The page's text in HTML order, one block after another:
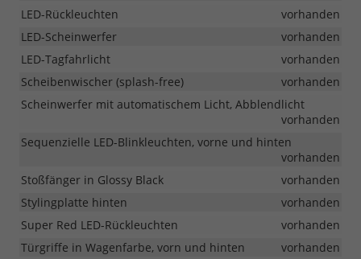
LED-Rückleuchten
vorhanden
LED-Scheinwerfer
vorhanden
LED-Tagfahrlicht
vorhanden
Scheibenwischer (splash-free)
vorhanden
Scheinwerfer mit automatischem Licht, Abblendlicht
vorhanden
Sequenzielle LED-Blinkleuchten, vorne und hinten
vorhanden
Stoßfänger in Glossy Black
vorhanden
Stylingplatte hinten
vorhanden
Super Red LED-Rückleuchten
vorhanden
Türgriffe in Wagenfarbe, vorn und hinten
vorhanden